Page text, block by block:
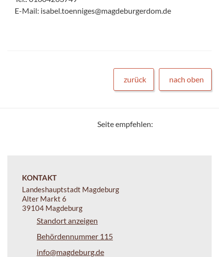
E-Mail: isabel.toenniges@magdeburgerdom.de
zurück nach oben
Seite empfehlen:
KONTAKT
Landeshauptstadt Magdeburg
Alter Markt 6
39104 Magdeburg
Standort anzeigen
Behördennummer 115
info@magdeburg.de